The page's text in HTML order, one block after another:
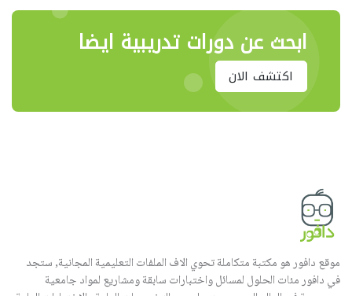
ابحث عن دورات تدريبية ايضا
اكتشف الان
موقع دافور هو مكتبة متكاملة تحوي الاف الملفات التعليمية المجانية, ستجد
في دافور مئات الحلول لمسائل واختبارات سابقة ومشاريع لمواد جامعية